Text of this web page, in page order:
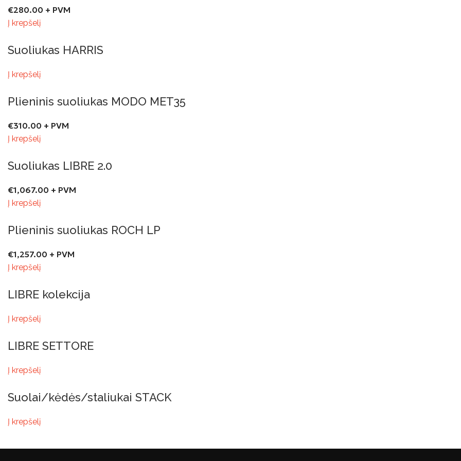
€280.00 + PVM
Į krepšelį
Suoliukas HARRIS
Į krepšelį
Plieninis suoliukas MODO MET35
€310.00 + PVM
Į krepšelį
Suoliukas LIBRE 2.0
€1,067.00 + PVM
Į krepšelį
Plieninis suoliukas ROCH LP
€1,257.00 + PVM
Į krepšelį
LIBRE kolekcija
Į krepšelį
LIBRE SETTORE
Į krepšelį
Suolai/kėdės/staliukai STACK
Į krepšelį